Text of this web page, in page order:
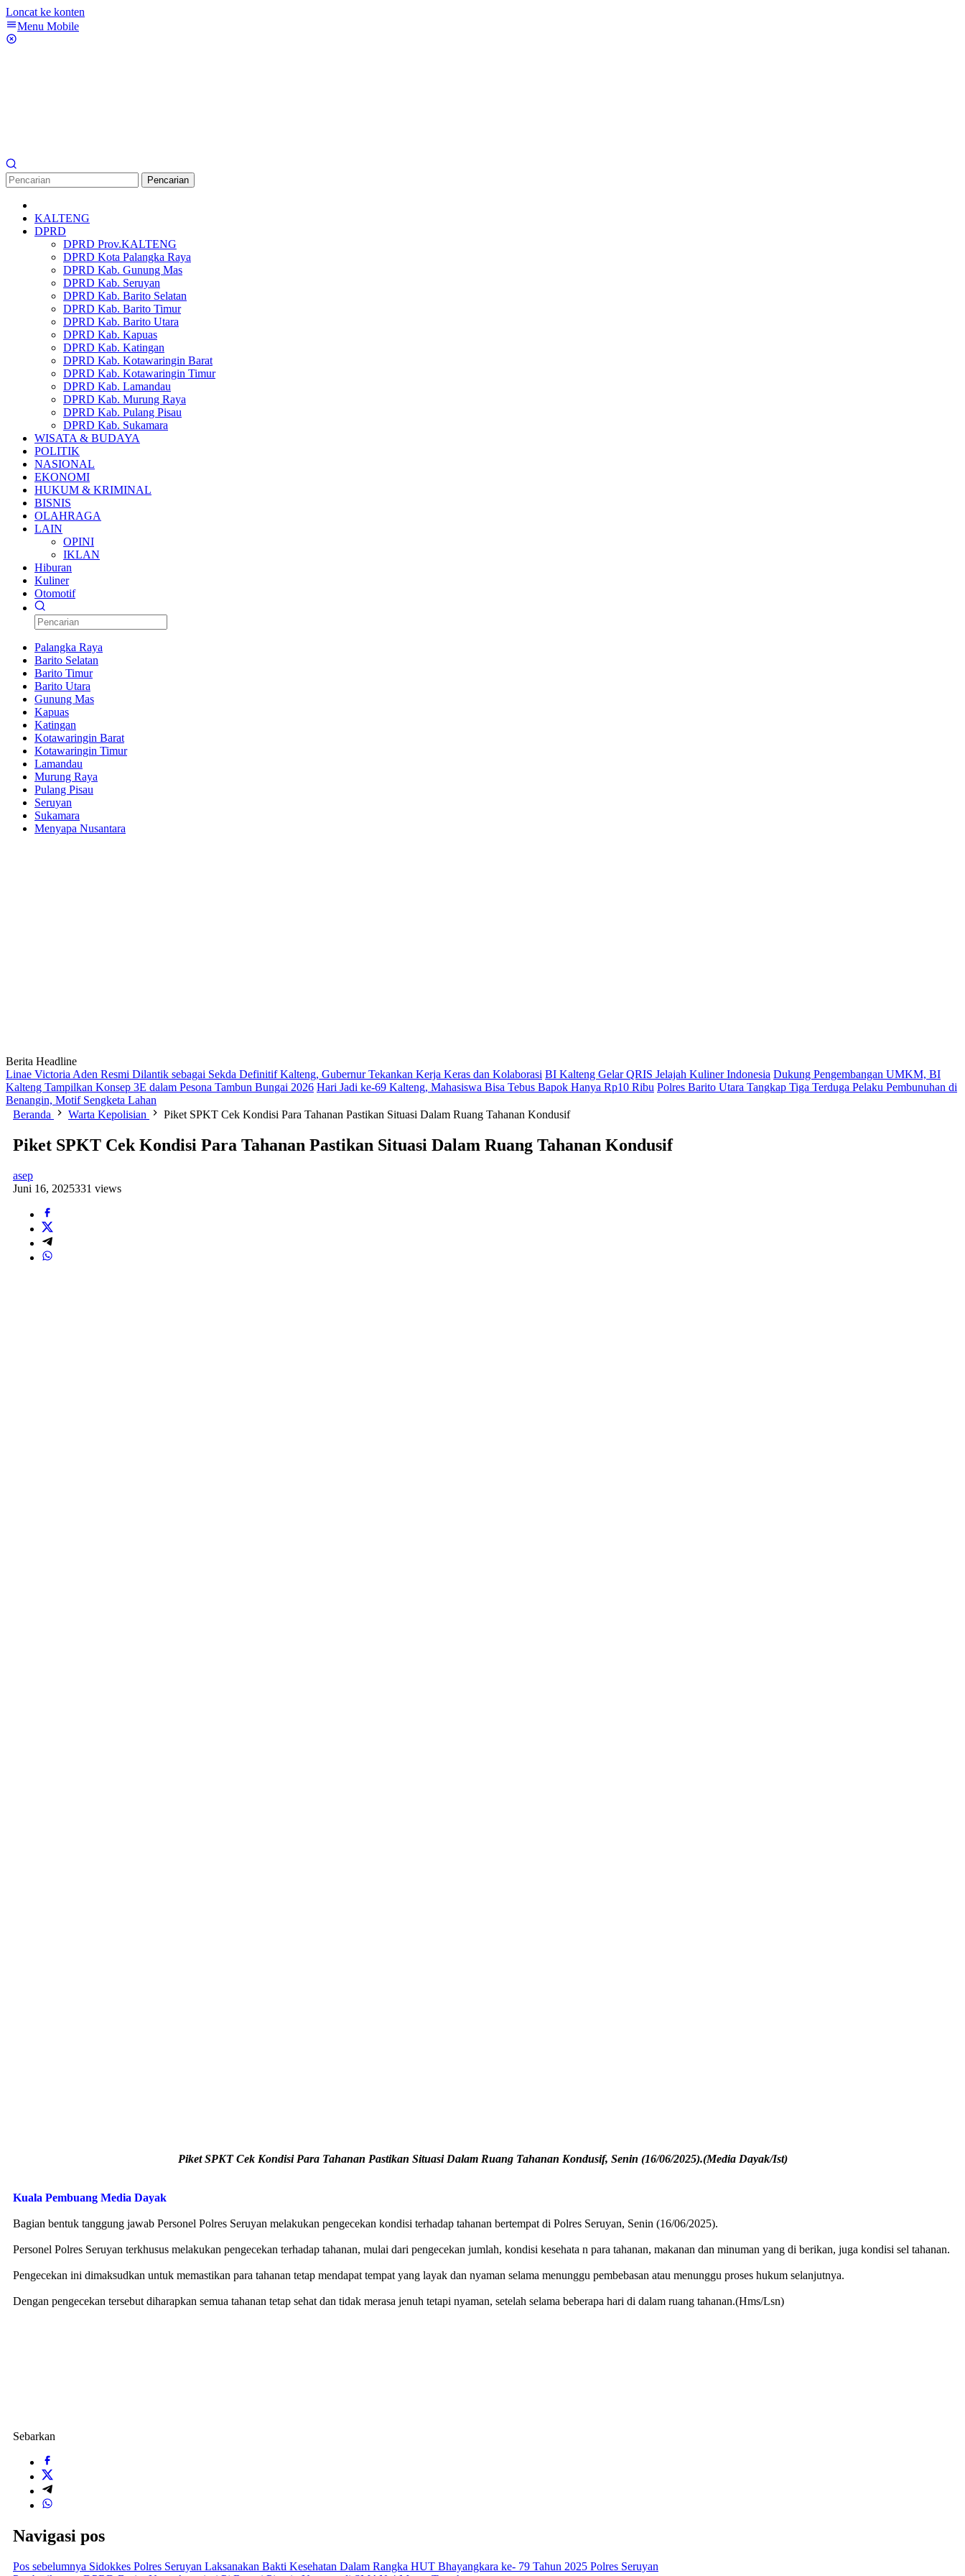
Loncat ke konten
Menu Mobile
Pencarian
KALTENG
DPRD
DPRD Prov.KALTENG
DPRD Kota Palangka Raya
DPRD Kab. Gunung Mas
DPRD Kab. Seruyan
DPRD Kab. Barito Selatan
DPRD Kab. Barito Timur
DPRD Kab. Barito Utara
DPRD Kab. Kapuas
DPRD Kab. Katingan
DPRD Kab. Kotawaringin Barat
DPRD Kab. Kotawaringin Timur
DPRD Kab. Lamandau
DPRD Kab. Murung Raya
DPRD Kab. Pulang Pisau
DPRD Kab. Sukamara
WISATA & BUDAYA
POLITIK
NASIONAL
EKONOMI
HUKUM & KRIMINAL
BISNIS
OLAHRAGA
LAIN
OPINI
IKLAN
Hiburan
Kuliner
Otomotif
Palangka Raya
Barito Selatan
Barito Timur
Barito Utara
Gunung Mas
Kapuas
Katingan
Kotawaringin Barat
Kotawaringin Timur
Lamandau
Murung Raya
Pulang Pisau
Seruyan
Sukamara
Menyapa Nusantara
Berita Headline
Linae Victoria Aden Resmi Dilantik sebagai Sekda Definitif Kalteng, Gubernur Tekankan Kerja Keras dan Kolaborasi BI Kalteng Gelar QRIS Jelajah Kuliner Indonesia Dukung Pengembangan UMKM, BI
Kalteng Tampilkan Konsep 3E dalam Pesona Tambun Bungai 2026 Hari Jadi ke-69 Kalteng, Mahasiswa Bisa Tebus Bapok Hanya Rp10 Ribu Polres Barito Utara Tangkap Tiga Terduga Pelaku Pembunuhan di
Benangin, Motif Sengketa Lahan
Beranda
Warta Kepolisian Piket SPKT Cek Kondisi Para Tahanan Pastikan Situasi Dalam Ruang Tahanan Kondusif
Piket SPKT Cek Kondisi Para Tahanan Pastikan Situasi Dalam Ruang Tahanan Kondusif
asep
Juni 16, 2025331 views
Piket SPKT Cek Kondisi Para Tahanan Pastikan Situasi Dalam Ruang Tahanan Kondusif, Senin (16/06/2025).(Media Dayak/Ist)
Kuala Pembuang Media Dayak
Bagian bentuk tanggung jawab Personel Polres Seruyan melakukan pengecekan kondisi terhadap tahanan bertempat di Polres Seruyan, Senin (16/06/2025).
Personel Polres Seruyan terkhusus melakukan pengecekan terhadap tahanan, mulai dari pengecekan jumlah, kondisi kesehata n para tahanan, makanan dan minuman yang di berikan, juga kondisi sel tahanan.
Pengecekan ini dimaksudkan untuk memastikan para tahanan tetap mendapat tempat yang layak dan nyaman selama menunggu pembebasan atau menunggu proses hukum selanjutnya.
Dengan pengecekan tersebut diharapkan semua tahanan tetap sehat dan tidak merasa jenuh tetapi nyaman, setelah selama beberapa hari di dalam ruang tahanan.(Hms/Lsn)
Sebarkan
Navigasi pos
Pos sebelumnya Sidokkes Polres Seruyan Laksanakan Bakti Kesehatan Dalam Rangka HUT Bhayangkara ke- 79 Tahun 2025 Polres Seruyan